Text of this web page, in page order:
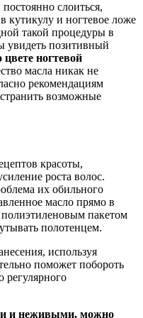
слоиться,
кутикулу и ногтевое ложе
такой процедуры в
увидеть позитивный
ногтевой
масла никак не
рекомендациям
возможные
красоты,
роста волос.
их обильного
масло прямо в
полиэтиленовым пакетом
полотенцем.
используя
поможет побороть
регулярного
и неживыми, можно